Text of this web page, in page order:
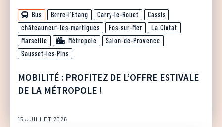
Bus Berre-l'Etang Carry-le-Rouet
Cassis
châteauneuf-les-martigues
Fos-sur-Mer
La Ciotat
Marseille
Métropole
Salon-de-Provence
Sausset-les-Pins
MOBILITÉ : PROFITEZ DE L’OFFRE ESTIVALE
DE LA MÉTROPOLE !
15 JUILLET 2026